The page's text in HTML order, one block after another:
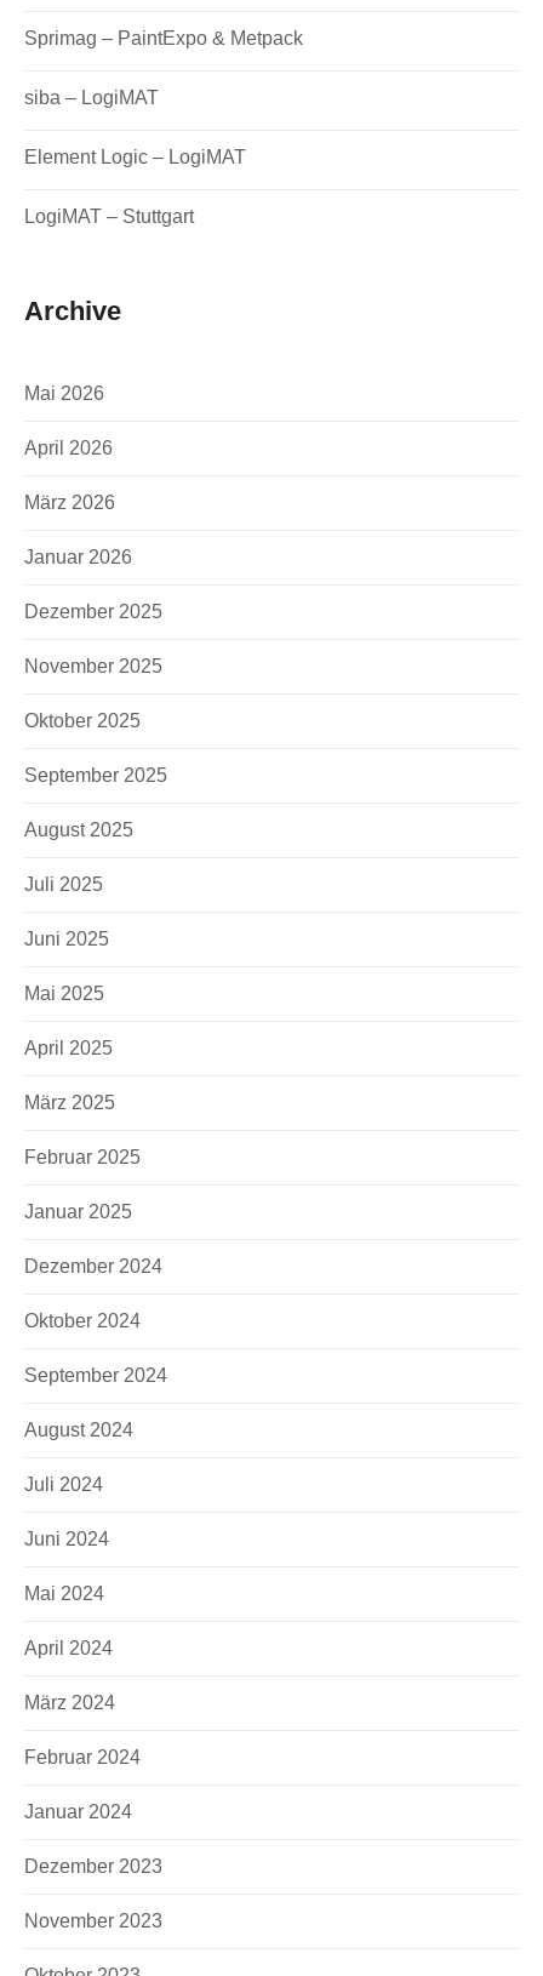
Sprimag – PaintExpo & Metpack
siba – LogiMAT
Element Logic – LogiMAT
LogiMAT – Stuttgart
Archive
Mai 2026
April 2026
März 2026
Januar 2026
Dezember 2025
November 2025
Oktober 2025
September 2025
August 2025
Juli 2025
Juni 2025
Mai 2025
April 2025
März 2025
Februar 2025
Januar 2025
Dezember 2024
Oktober 2024
September 2024
August 2024
Juli 2024
Juni 2024
Mai 2024
April 2024
März 2024
Februar 2024
Januar 2024
Dezember 2023
November 2023